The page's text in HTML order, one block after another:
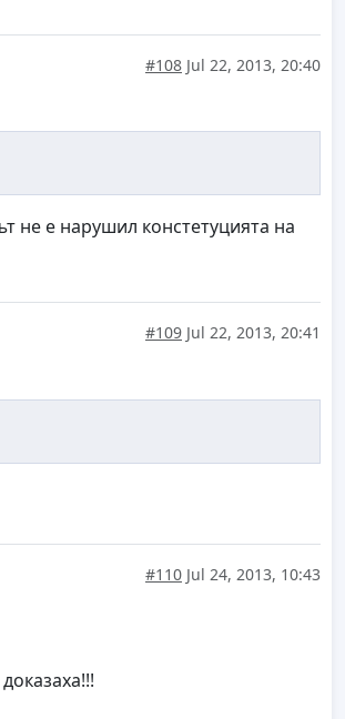
#108 Jul 22, 2013, 20:40
не е нарушил констетуцията на
#109 Jul 22, 2013, 20:41
#110 Jul 24, 2013, 10:43